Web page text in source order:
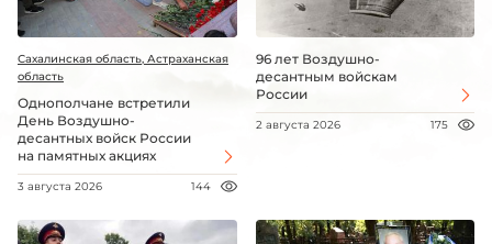
Сахалинская область, Астраханская
область
Однополчане встретили
День Воздушно-
десантных войск России
на памятных акциях
3 августа 2026 144
96 лет Воздушно-
десантным войскам
России
2 августа 2026 175